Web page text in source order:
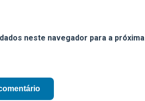
neste navegador para a